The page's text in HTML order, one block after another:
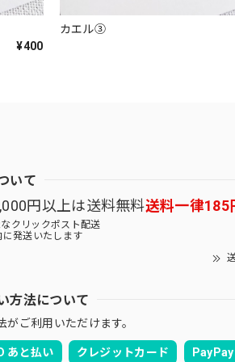
¥400
カエル③
いて
円以上は送料無料送料一律185
クリックポスト配送
に発送いたします
方法について
がご利用いただけます。
あと払い クレジットカード PayPay